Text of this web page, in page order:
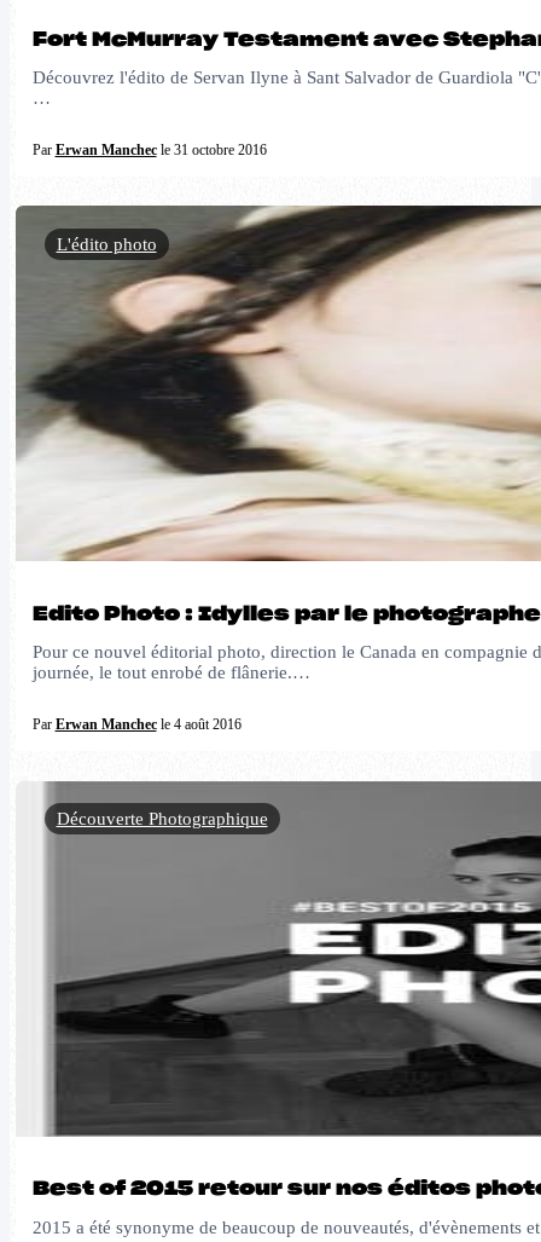
Fort McMurray Testament avec
Découvrez l'édito de Servan Ilyne à Sant Salvador de Guardiola
…
Par Erwan Manchecle 31 octobre 2016
Edito Photo : Idylles par le
Pour ce nouvel éditorial photo, direction le Canada en
journée, le tout enrobé de flânerie.…
Par Erwan Manchecle 4 août 2016
L'édito photo
Best of 2015 retour sur nos éditos
2015 a été synonyme de beaucoup de nouveautés,
Découverte Photographique